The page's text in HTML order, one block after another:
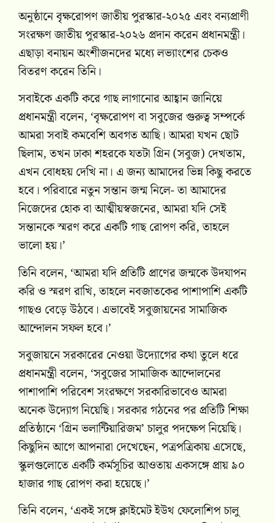
অনুষ্ঠানে বৃক্ষরোপণ জাতীয় পুরস্কার-২০২৫ এবং বন্যপ্রাণী
সংরক্ষণ জাতীয় পুরস্কার-২০২৬ প্রদান করেন প্রধানমন্ত্রী।
এছাড়া বনায়ন অংশীজনদের মধ্যে লভ্যাংশের চেকও
বিতরণ করেন তিনি।
সবাইকে একটি করে গাছ লাগানোর আহ্বান জানিয়ে
প্রধানমন্ত্রী বলেন, ‘বৃক্ষরোপণ বা সবুজের গুরুত্ব সম্পর্কে
আমরা সবাই কমবেশি অবগত আছি। আমরা যখন ছোট
ছিলাম, তখন ঢাকা শহরকে যতটা গ্রিন (সবুজ) দেখতাম,
এখন বোধহয় দেখি না। এ জন্য আমাদের ভিন্ন কিছু করতে
হবে। পরিবারে নতুন সন্তান জন্ম নিলে- তা আমাদের
নিজেদের হোক বা আত্মীয়স্বজনের, আমরা যদি সেই
সন্তানকে স্মরণ করে একটি গাছ রোপণ করি, তাহলে
ভালো হয়।’
তিনি বলেন, ‘আমরা যদি প্রতিটি প্রাণের জন্মকে উদযাপন
করি ও স্মরণ রাখি, তাহলে নবজাতকের পাশাপাশি একটি
গাছও বেড়ে উঠবে। এভাবেই সবুজায়নের সামাজিক
আন্দোলন সফল হবে।’
সবুজায়নে সরকারের নেওয়া উদ্যোগের কথা তুলে ধরে
প্রধানমন্ত্রী বলেন, ‘সবুজের সামাজিক আন্দোলনের
পাশাপাশি পরিবেশ সংরক্ষণে সরকারিভাবেও আমরা
অনেক উদ্যোগ নিয়েছি। সরকার গঠনের পর প্রতিটি শিক্ষা
প্রতিষ্ঠানে ‘গ্রিন ভলান্টিয়ারিজম’ চালুর পদক্ষেপ নিয়েছি।
কিছুদিন আগে আপনারা দেখেছেন, পত্রপত্রিকায় এসেছে,
স্কুলগুলোতে একটি কর্মসূচির আওতায় একসঙ্গে প্রায় ৯০
হাজার গাছ রোপণ করা হয়েছে।’
তিনি বলেন, ‘একই সঙ্গে ক্লাইমেট ইউথ ফেলোশিপ চালু